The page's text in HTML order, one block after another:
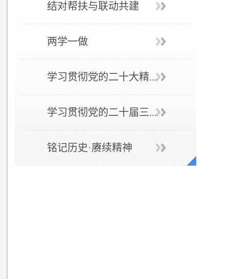
结对帮扶与联动共建
两学一做
学习贯彻党的二十大精...
学习贯彻党的二十届三...
铭记历史·赓续精神